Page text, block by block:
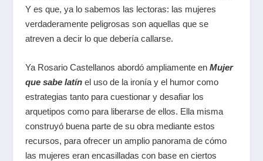
Y es que, ya lo sabemos las lectoras: las mujeres
verdaderamente peligrosas son aquellas que se
atreven a decir lo que debería callarse.
Ya Rosario Castellanos abordó ampliamente en Mujer
que sabe latín el uso de la ironía y el humor como
estrategias tanto para cuestionar y desafiar los
arquetipos como para liberarse de ellos. Ella misma
construyó buena parte de su obra mediante estos
recursos, para ofrecer un amplio panorama de cómo
las mujeres eran encasilladas con base en ciertos